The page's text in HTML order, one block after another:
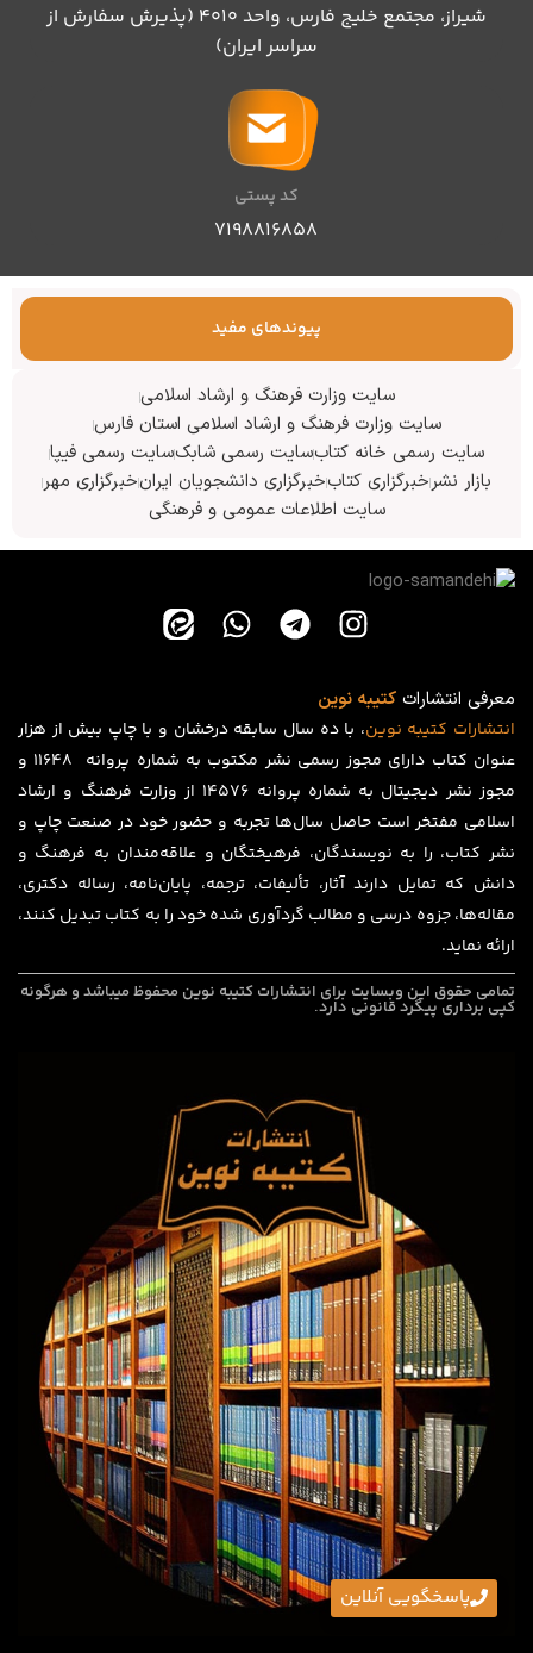
پاسخگویی آنلاین
شیراز، مجتمع خلیج فارس، واحد ۴۰۱۰ (پذیرش سفارش از
سراسر ایران)
کد پستی
۷۱۹۸۸۱۶۸۵۸
پیوندهای مفید
سایت وزارت فرهنگ و ارشاد اسلامی
سایت وزارت فرهنگ و ارشاد اسلامی استان فارس
سایت رسمی خانه کتابسایت رسمی شابکسایت رسمی فیپا
بازار نشرخبرگزاری کتابخبرگزاری دانشجویان ایرانخبرگزاری مهر
سایت اطلاعات عمومی و فرهنگی
معرفی انتشاراتکتیبه نوین
انتشارات کتیبه نوین، با ده سال سابقه درخشان و با چاپ بیش از هزار
عنوان کتاب دارای مجوز رسمی نشر مکتوب به شماره پروانه ۱۱۶۴۸ و
مجوز نشر دیجیتال به شماره پروانه 14576 از وزارت فرهنگ و ارشاد
اسلامی مفتخر است حاصل سال‌ها تجربه و حضور خود در صنعت چاپ و
نشر کتاب، را به نویسندگان، فرهیختگان و علاقه‌مندان به فرهنگ و
دانش که تمایل دارند آثار، تألیفات، ترجمه، پایان‌نامه، رساله دکتری،
مقاله‌ها، جزوه درسی و مطالب گردآوری شده خود را به کتاب تبدیل کنند،
ارائه نماید.
تمامی حقوق این وبسایت برای انتشارات کتیبه نوین محفوظ میباشد و هرگونه
کپی برداری پیگرد قانونی دارد.